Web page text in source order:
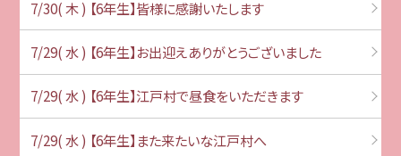
7/30( 木 ) 【6年生】皆様に感謝いたします
7/29( 水 ) 【6年生】お出迎えありがとうございました
7/29( 水 ) 【6年生】江戸村で昼食をいただきます
7/29( 水 ) 【6年生】また来たいな江戸村へ